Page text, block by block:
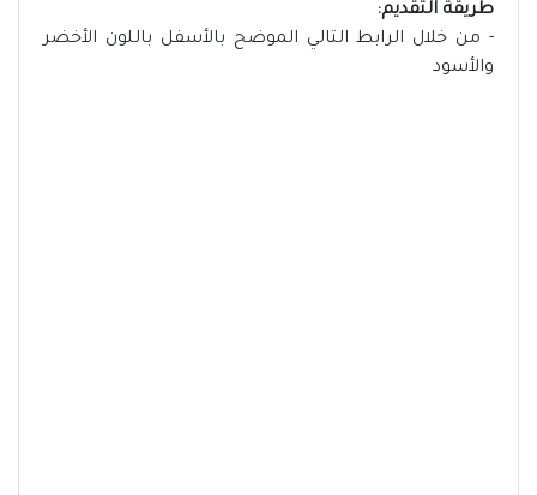
طريقة التقديم:
- من خلال الرابط التالي الموضح بالأسفل باللون الأخضر
والأسود